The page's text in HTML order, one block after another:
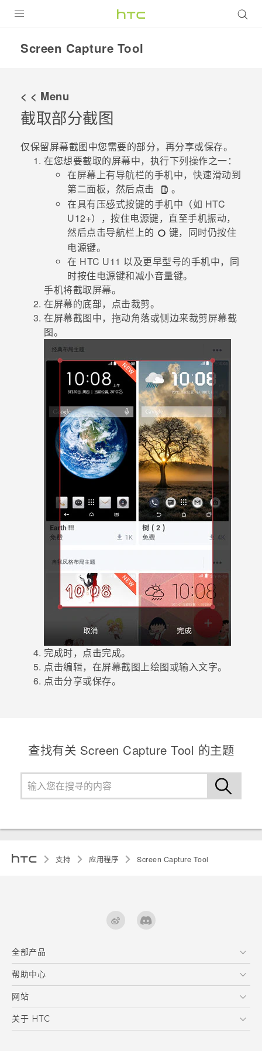
VIVERSE
支持帮助
在线客服
Screen Capture Tool
< < Menu
截取部分截图
仅保留屏幕截图中您需要的部分，再分享或保存。
在您想要截取的屏幕中，执行下列操作之一：
在屏幕上有导航栏的手机中，快速滑动到
第二面板，然后点击
。
在具有压感式按键的手机中（如 HTC
U12+），按住电源键，直至手机振动，
然后点击导航栏上的
键，同时仍按住
电源键。
在 HTC U11 以及更早型号的手机中，同
时按住电源键和减小音量键。
手机将截取屏幕。
在屏幕的底部，点击裁剪。
在屏幕截图中，拖动角落或侧边来裁剪屏幕截
图。
完成时，点击完成。
点击编辑，在屏幕截图上绘图或输入文字。
点击分享或保存。
查找有关 Screen Capture Tool 的主题
支持 应用程序 Screen Capture Tool
全部产品
区块链智能手机
VIVE
帮助中心
在线客服
支援与服务
产品保固说明
网站
HTC Dev
关于 HTC